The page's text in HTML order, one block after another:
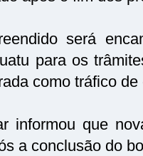
será
para os
como tráfico de
informou que
a conclusão do